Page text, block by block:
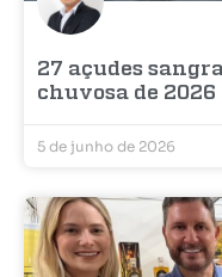
27 açudes
chuvosa de 2026
5 de junho de 2026